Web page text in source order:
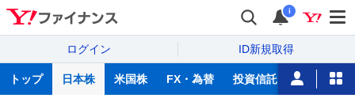
i
ログイン ID新規取得
トップ 日本株 米国株 FX・為替 投資信託 ニュース